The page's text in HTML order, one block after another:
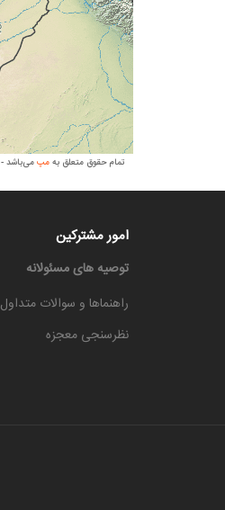
امور مشترکین
توصیه های مسئولانه
راهنماها و سوالات متداول
نظرسنجی معجزه